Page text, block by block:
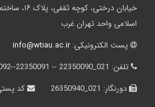
خیابان درختی، کوچه
اسلامی واحد تهران غرب
پست الکترونیکی:info@wtiau.ac.ir
تلفن:021_22350090 -- 22350091--22350092
دورنگار:021_26350940 کد پستی: